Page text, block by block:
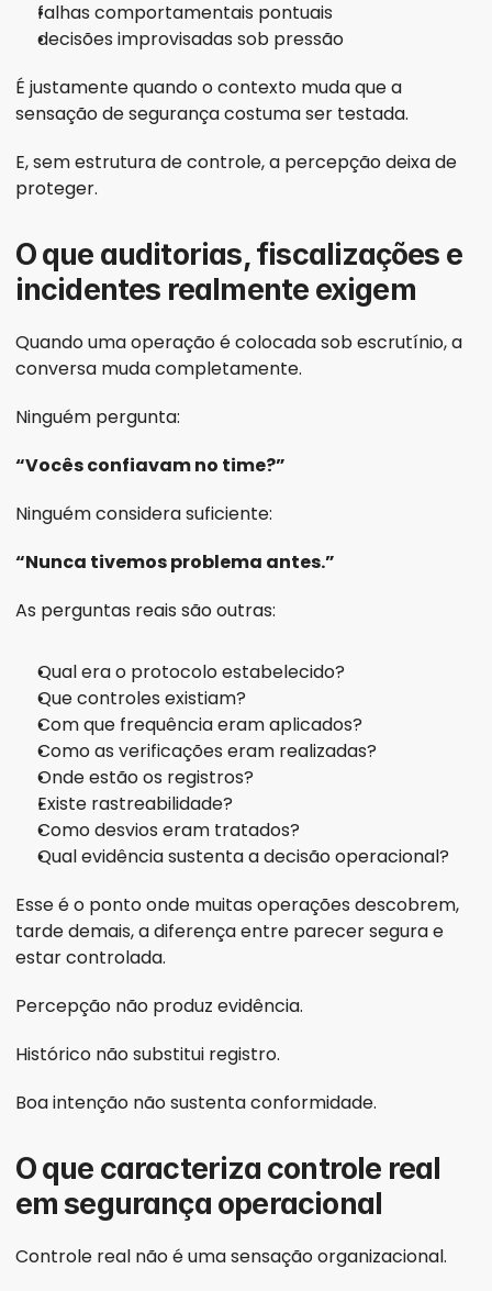
falhas comportamentais pontuais
decisões improvisadas sob pressão
É justamente quando o contexto muda que a
sensação de segurança costuma ser testada.
E, sem estrutura de controle, a percepção deixa de
proteger.
O que auditorias, fiscalizações e
incidentes realmente exigem
Quando uma operação é colocada sob escrutínio, a
conversa muda completamente.
Ninguém pergunta:
“Vocês confiavam no time?”
Ninguém considera suficiente:
“Nunca tivemos problema antes.”
As perguntas reais são outras:
Qual era o protocolo estabelecido?
Que controles existiam?
Com que frequência eram aplicados?
Como as verificações eram realizadas?
Onde estão os registros?
Existe rastreabilidade?
Como desvios eram tratados?
Qual evidência sustenta a decisão operacional?
Esse é o ponto onde muitas operações descobrem,
tarde demais, a diferença entre parecer segura e
estar controlada.
Percepção não produz evidência.
Histórico não substitui registro.
Boa intenção não sustenta conformidade.
O que caracteriza controle real
em segurança operacional
Controle real não é uma sensação organizacional.